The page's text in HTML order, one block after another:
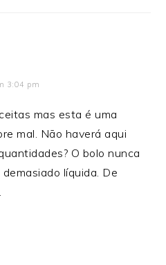
3:04 pm
mas esta é uma
mal. Não haverá aqui
O bolo nunca
líquida. De